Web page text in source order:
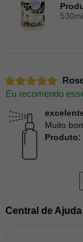
530ml
Eu recomendo
Muito
Produto:
Central de Ajuda